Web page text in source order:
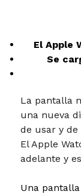
El Apple
Se
La pantalla
una nueva
de usar y de
El Apple
adelante y
Una